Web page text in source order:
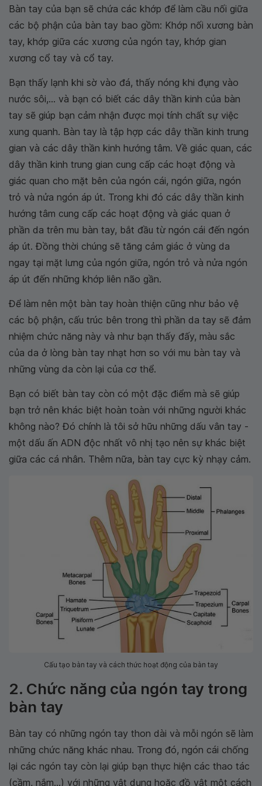
Bàn tay của bạn sẽ chứa các khớp để làm cầu nối giữa
các bộ phận của bàn tay bao gồm: Khớp nối xương bàn
tay, khớp giữa các xương của ngón tay, khớp gian
xương cổ tay và cổ tay.
Bạn thấy lạnh khi sờ vào đá, thấy nóng khi đụng vào
nước sôi,... và bạn có biết các dây thần kinh của bàn
tay sẽ giúp bạn cảm nhận được mọi tính chất sự việc
xung quanh. Bàn tay là tập hợp các dây thần kinh trung
gian và các dây thần kinh hướng tâm. Về giác quan, các
dây thần kinh trung gian cung cấp các hoạt động và
giác quan cho mặt bên của ngón cái, ngón giữa, ngón
trỏ và nửa ngón áp út. Trong khi đó các dây thần kinh
hướng tâm cung cấp các hoạt động và giác quan ở
phần da trên mu bàn tay, bắt đầu từ ngón cái đến ngón
áp út. Đồng thời chúng sẽ tăng cảm giác ở vùng da
ngay tại mặt lưng của ngón giữa, ngón trỏ và nửa ngón
áp út đến những khớp liên não gần.
Để làm nên một bàn tay hoàn thiện cũng như bảo vệ
các bộ phận, cấu trúc bên trong thì phần da tay sẽ đảm
nhiệm chức năng này và như bạn thấy đấy, màu sắc
của da ở lòng bàn tay nhạt hơn so với mu bàn tay và
những vùng da còn lại của cơ thể.
Bạn có biết bàn tay còn có một đặc điểm mà sẽ giúp
bạn trở nên khác biệt hoàn toàn với những người khác
không nào? Đó chính là tôi sở hữu những dấu vân tay -
một dấu ấn ADN độc nhất vô nhị tạo nên sự khác biệt
giữa các cá nhân. Thêm nữa, bàn tay cực kỳ nhạy cảm.
Cấu tạo bàn tay và cách thức hoạt động của bàn tay
2. Chức năng của ngón tay trong
bàn tay
Bàn tay có những ngón tay thon dài và mỗi ngón sẽ làm
những chức năng khác nhau. Trong đó, ngón cái chống
lại các ngón tay còn lại giúp bạn thực hiện các thao tác
(cầm, nắm...) với những vật dụng hoặc đồ vật một cách